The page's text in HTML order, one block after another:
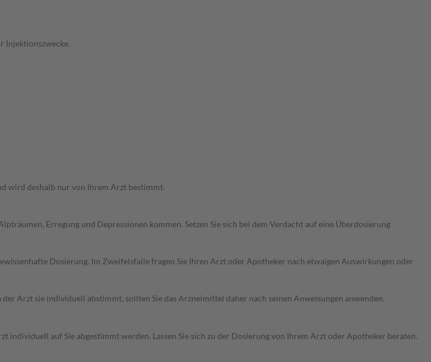
Injektionszwecke.
wird deshalb nur von Ihrem Arzt bestimmt.
Erregung und Depressionen kommen. Setzen Sie sich bei dem Verdacht auf eine Überdosierung
Dosierung. Im Zweifelsfalle fragen Sie Ihren Arzt oder Apotheker nach etwaigen Auswirkungen oder
Arzt sie individuell abstimmt, sollten Sie das Arzneimittel daher nach seinen Anweisungen anwenden.
auf Sie abgestimmt werden. Lassen Sie sich zu der Dosierung von Ihrem Arzt oder Apotheker beraten.